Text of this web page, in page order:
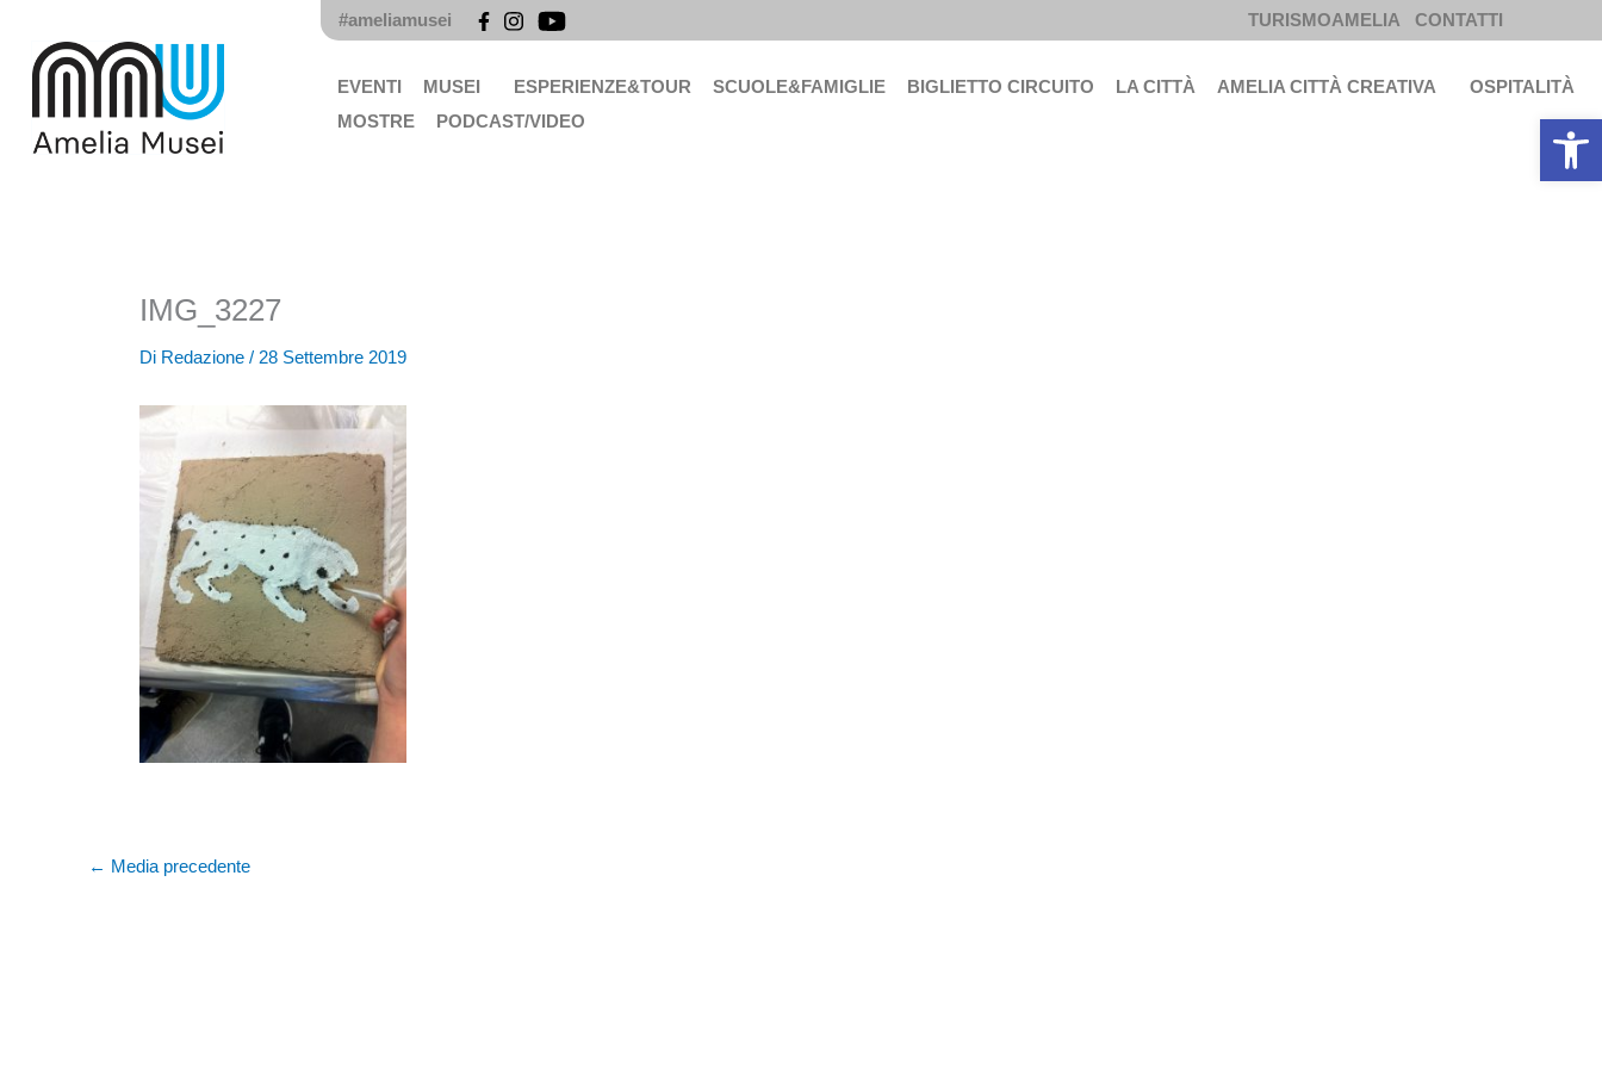
contenuto
#ameliamusei TURISMOAMELIA CONTATTI
EVENTI MUSEI ESPERIENZE&TOUR SCUOLE&FAMIGLIE BIGLIETTO CIRCUITO LA CITTÀ AMELIA CITTÀ CREATIVA
OSPITALITÀ
MOSTRE
PODCAST/VIDEO
IMG_3227
Di Redazione / 28 Settembre 2019
← Media precedente
Apri la